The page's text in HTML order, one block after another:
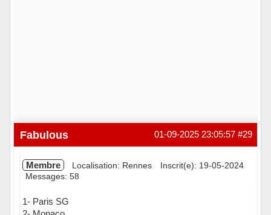
#29
01-09-2025 23:05:57
Fabulous
Membre Localisation: Rennes
Inscrit(e): 19-05-2024
Messages: 58
1- Paris SG